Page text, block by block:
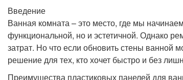
Введение
Ванная комната – это место, где мы
функциональной, но и эстетичной. Однако
затрат. Но что если обновить стены ванной
решение для тех, кто хочет быстро и без
Преимущества пластиковых панелей для